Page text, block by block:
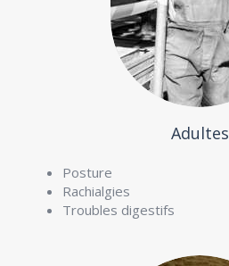
Adultes
Posture
Rachialgies
Troubles digestifs